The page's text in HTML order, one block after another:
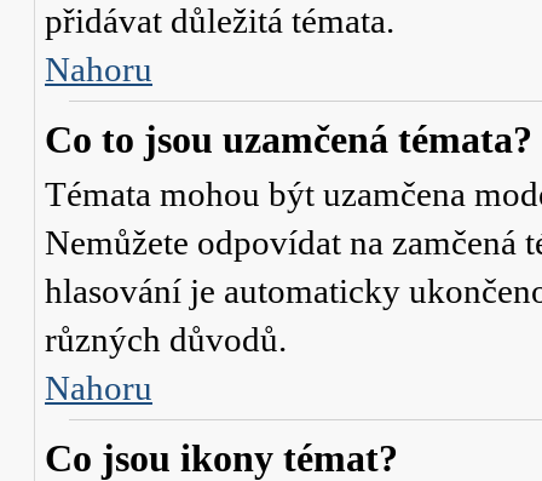
přidávat důležitá témata.
Nahoru
Co to jsou uzamčená témata?
Témata mohou být uzamčena
Nemůžete odpovídat na zamčená
hlasování je automaticky
různých důvodů.
Nahoru
Co jsou ikony témat?